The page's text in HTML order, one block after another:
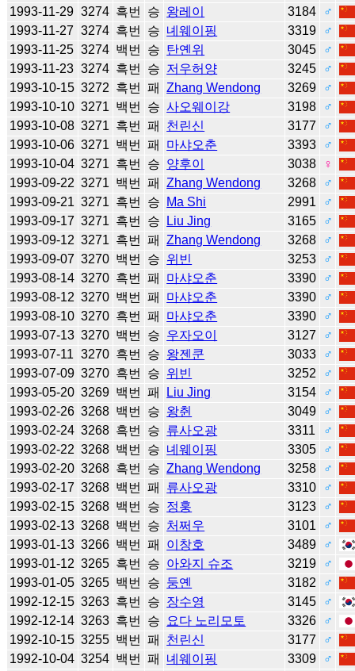
1993-11-29 3274 흑번 승 왕레이 3184
♂
1993-11-27 3274 흑번 승 녜웨이핑 3319
♂
1993-11-25 3274 백번 승 탄옌위 3045
♂
1993-11-23 3274 흑번 승 저우허양 3245
♂
1993-10-15 3272 흑번 패 Zhang Wendong 3269
♂
1993-10-10 3271 백번 승 사오웨이강 3198
♂
1993-10-08 3271 흑번 패 천린신 3177
♂
1993-10-06 3271 백번 패 마샤오춘 3393
♂
1993-10-04 3271 흑번 승 양후이 3038
♀
1993-09-22 3271 백번 패 Zhang Wendong 3268
♂
1993-09-21 3271 흑번 승 Ma Shi 2991
♂
1993-09-17 3271 흑번 승 Liu Jing 3165
♂
1993-09-12 3271 흑번 패 Zhang Wendong 3268
♂
1993-09-07 3270 백번 승 위빈 3253
♂
1993-08-14 3270 흑번 패 마샤오춘 3390
♂
1993-08-12 3270 백번 패 마샤오춘 3390
♂
1993-08-10 3270 흑번 패 마샤오춘 3390
♂
1993-07-13 3270 백번 승 우자오이 3127
♂
1993-07-11 3270 흑번 승 왕젠쿤 3033
♂
1993-07-09 3270 흑번 승 위빈 3252
♂
1993-05-20 3269 백번 패 Liu Jing 3154
♂
1993-02-26 3268 백번 승 왕췬 3049
♂
1993-02-24 3268 흑번 승 류사오광 3311
♂
1993-02-22 3268 백번 승 녜웨이핑 3305
♂
1993-02-20 3268 흑번 승 Zhang Wendong 3258
♂
1993-02-17 3268 백번 패 류사오광 3310
♂
1993-02-15 3268 백번 승 정훙 3123
♂
1993-02-13 3268 백번 승 처쩌우 3101
♂
1993-01-13 3266 백번 패 이창호 3489
♂
1993-01-12 3265 흑번 승 아와지 슈조 3219
♂
1993-01-05 3265 백번 승 둥옌 3182
♂
1992-12-15 3263 흑번 승 장수영 3145
♂
1992-12-14 3263 흑번 승 요다 노리모토 3326
♂
1992-10-15 3255 백번 패 천린신 3177
♂
1992-10-04 3254 백번 패 녜웨이핑 3309
♂